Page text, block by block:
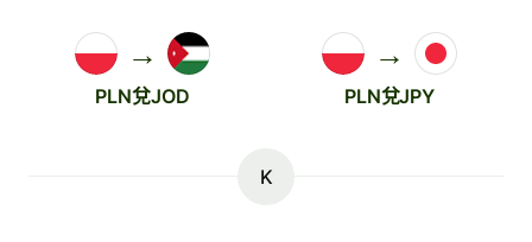
→
PLN兌JOD
→
PLN兌JPY
K